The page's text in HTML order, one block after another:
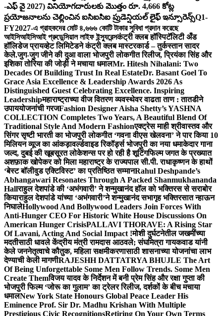
-ఎఫ్ వై 2027) వినియోగదారులకు మొత్తం రూ. 4,666 కోట్ల
ప్రయోజనాలను చెల్లించిన ఐసిఐసిఐ ప్రుడెన్షియల్ లైఫ్ ఇన్సూరెన్స్Q1-
FY2027-এ গ্রাহকদের মোট ৪,৬৬৬ কোটি টাকার সুবিধা প্রদান করেছে
আইসিআইসিআই প্রুডেন্সিয়াল লাইফ ইন্স্যুরেন্সकंट्री क्लब हॉस्पिटॅलिटी अँड
हॉलिडेज प्रायव्हेट लिमिटेडने कंट्री क्लब मास्टरकार्ड – तुर्कस्तान सादर
केले.जुग-जुग जीने की दुआ वाला भोजपुरी लोकगीत रिलीज, प्रियंका सिंह और
इशिका तोरिया की जोड़ी ने मचाया धमालMr. Hitesh Nihalani: Two
Decades Of Building Trust In Real EstateDr. Basant Goel To
Grace Asia Excellence & Leadership Awards 2026 As
Distinguished Guest Celebrating Excellence. Inspiring
Leadershipमहाराष्ट्राच्या वीज वितरण व्यवस्थेवर वाढता ताण : तातडीने
उपाययोजनांची गरजFashion Designer Aisha Shetty’s YASHNA
COLLECTION Completes Two Years, A Beautiful Blend Of
Traditional Style And Modern Fashionएक्ट्रेस माही श्रीवास्तव और
सिंगर सृष्टी भारती का भोजपुरी लोकगीत ‘गवना वीएस खेलवना’ ने पार किया 10
मिलियन व्यूज का आंकड़ावर्ल्डवाइड रिकॉर्ड्स भोजपुरी का नया धमाकेदार गाना
जल्द, दुबई की खूबसूरत लोकेशन्स पर हो रही है शूटिंगफिल्म जगत के प्रख्यात
अशफ़ाक खोपेकर को मिला महाराष्ट्र के राज्यपाल सी.पी. राधाकृष्णन के हाथों
‘बेस्ट बॉलीवुड एक्टिविस्ट’ का प्रतिष्ठित सम्मानRahul Deshpande’s
Abhangawari Resonates Through A Packed Shanmukhananda
Hallराहुल देशपांडे की ‘अभंगवारी’ ने शन्मुखानंद हॉल को भक्तिरस से सराबोर
कियाराहुल देशपांडे यांच्या ‘अभंगवारी’ने शन्मुखानंद सभागृह भक्तिरसात न्हाऊन
निघालेHollywood And Bollywood Leaders Join Forces With
Anti-Hunger CEO For Historic White House Discussions On
American Hunger CrisisPALLAVI THORAVE: A Rising Star
Of Lavani, Acting And Social Impact !मोशी दुर्घटनेतील जखमींच्या
मदतीसाठी धावले केंद्रीय मंत्री रामदास आठवले; संघमित्रा गायकवाड यांनी
केले जननेतृत्वाचे कौतुक, महिला सक्षमीकरणासाठी शासनाच्या योजनांचा लाभ
देण्याची केली मागणीRAJESHH DATTATRYA BHUJLE The Art
Of Being Unforgettable Some Men Follow Trends. Some Men
Create Themविजय यादव के निर्देशन में बनी प्रेम सिंह और रक्षा गुप्ता की
भोजपुरी फिल्म ‘जोरू का गुलाम’ का ट्रेलर रिलीज, दर्शकों के बीच मचाया
धमालNew York State Honours Global Peace Leader His
Eminence Prof. Sir Dr. Madhu Krishan With Multiple
Prestigious Civic RecognitionsRetiring On Your Own Terms